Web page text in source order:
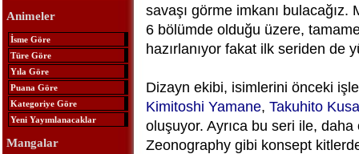
Animeler
İsme Göre
Türe Göre
Yıla Göre
Puana Göre
Kategoriye Göre
Yeni Yayımlanacaklar
Mangalar
savaşı görme imkanı bulacağız.
6 bölümde olduğu üzere,
hazırlanıyor fakat ilk seriden de
Dizayn ekibi, isimlerini önceki
Kimitoshi Yamane, Takuhito
oluşuyor. Ayrıca bu seri ile,
Zeonography gibi konsept